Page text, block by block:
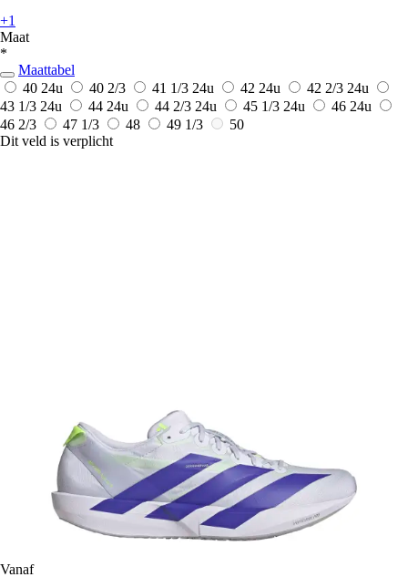
+1
Maat
*
Maattabel
40 24u 40 2/3 41 1/3 24u 42 24u 42 2/3 24u
43 1/3 24u 44 24u 44 2/3 24u 45 1/3 24u 46 24u
46 2/3
47 1/3 48 49 1/3
50
Dit veld is verplicht
Vanaf